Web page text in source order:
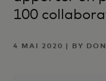
100
4 MAI 2020 | BY